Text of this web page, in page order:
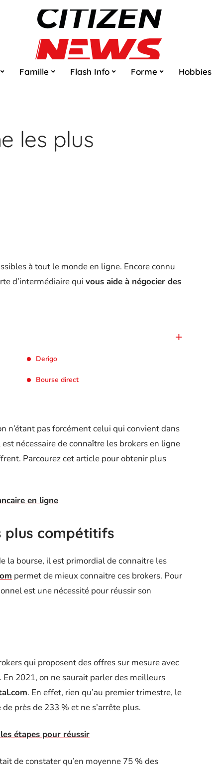
Famille Flash Info Forme Hobbies
les plus
à tout le monde en ligne. Encore connu
d’intermédiaire qui vous aide à négocier des
Derigo
Bourse direct
n’étant pas forcément celui qui convient dans
nécessaire de connaître les brokers en ligne
Parcourez cet article pour obtenir plus
en ligne
plus compétitifs
la bourse, il est primordial de connaitre les
permet de mieux connaitre ces brokers. Pour
est une nécessité pour réussir son
qui proposent des offres sur mesure avec
2021, on ne saurait parler des meilleurs
. En effet, rien qu’au premier trimestre, le
près de 233 % et ne s’arrête plus.
étapes pour réussir
de constater qu’en moyenne 75 % des